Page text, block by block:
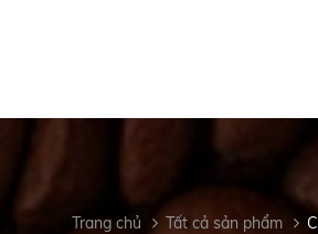
Trang chủ Tất cả sản phẩm